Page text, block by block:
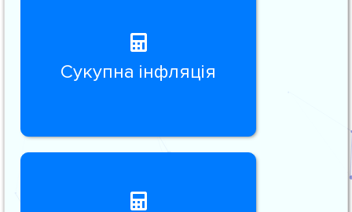
Сукупна інфляція